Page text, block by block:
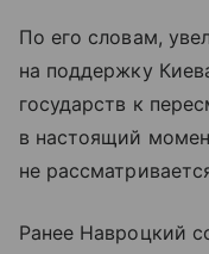
По его словам,
на поддержку
государств к
в настоящий
не
Ранее Навроцкий